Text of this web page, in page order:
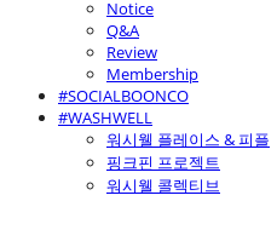
Notice
Q&A
Review
Membership
#SOCIALBOONCO
#WASHWELL
워시웰 플레이스 & 피플
핑크핀 프로젝트
워시웰 콜렉티브